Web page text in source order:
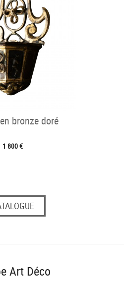
bronze doré
1 800 €
Art Déco